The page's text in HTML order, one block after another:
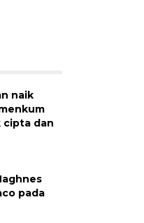
naik
cipta dan
pada